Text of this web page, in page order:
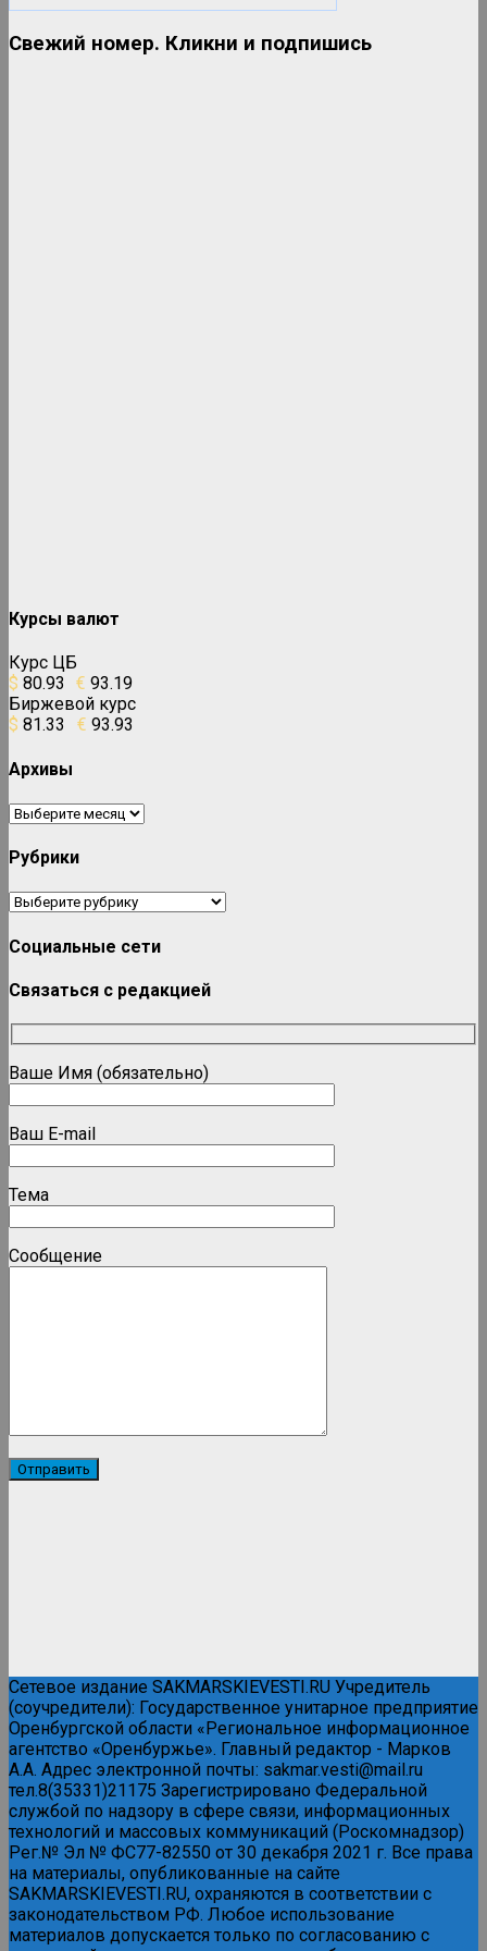
Дискотека 80-90
Свежий номер. Кликни и подпишись
Курсы валют
Курс ЦБ
$ 80.93 € 93.19
Биржевой курс
$ 81.33 € 93.93
Архивы
Архивы
Рубрики
Рубрики
Социальные сети
Связаться с редакцией
Ваше Имя (обязательно)
Ваш E-mail
Тема
Сообщение
Сетевое издание SAKMARSKIEVESTI.RU Учредитель
(соучредители): Государственное унитарное предприятие
Оренбургской области «Региональное информационное
агентство «Оренбуржье». Главный редактор - Марков
А.А. Адрес электронной почты: sakmar.vesti@mail.ru
тел.8(35331)21175 Зарегистрировано Федеральной
службой по надзору в сфере связи, информационных
технологий и массовых коммуникаций (Роскомнадзор)
Рег.№ Эл № ФС77-82550 от 30 декабря 2021 г. Все права
на материалы, опубликованные на сайте
SAKMARSKIEVESTI.RU, охраняются в соответствии с
законодательством РФ. Любое использование
материалов допускается только по согласованию с